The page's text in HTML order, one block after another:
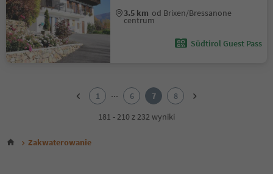
3.5 km od Brixen/Bressanone
centrum
Südtirol Guest Pass
6
1 ... 6 7
8
181 - 210 z 232 wyniki
Zakwaterowanie